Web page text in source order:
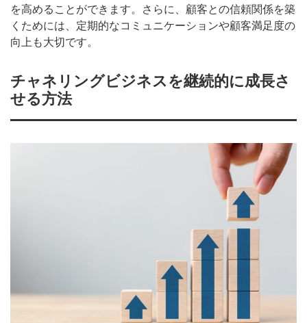
を高めることができます。さらに、顧客との信頼関係を築
くためには、定期的なコミュニケーションや顧客満足度の
向上も大切です。
チャネリングビジネスを継続的に成長さ
せる方法